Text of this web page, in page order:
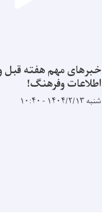
خبرهای مهم هفته قبل
اطلاعات وفرهنگ!
شنبه ۱۴۰۴/۲/۱۳ - ۱۰:۴۰